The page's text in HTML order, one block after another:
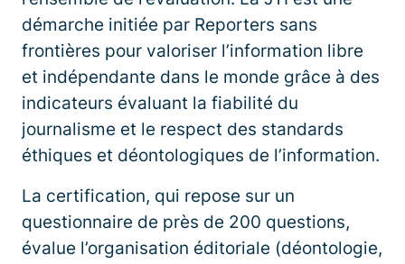
démarche initiée par Reporters sans
frontières pour valoriser l’information libre
et indépendante dans le monde grâce à des
indicateurs évaluant la fiabilité du
journalisme et le respect des standards
éthiques et déontologiques de l’information.
La certification, qui repose sur un
questionnaire de près de 200 questions,
évalue l’organisation éditoriale (déontologie,